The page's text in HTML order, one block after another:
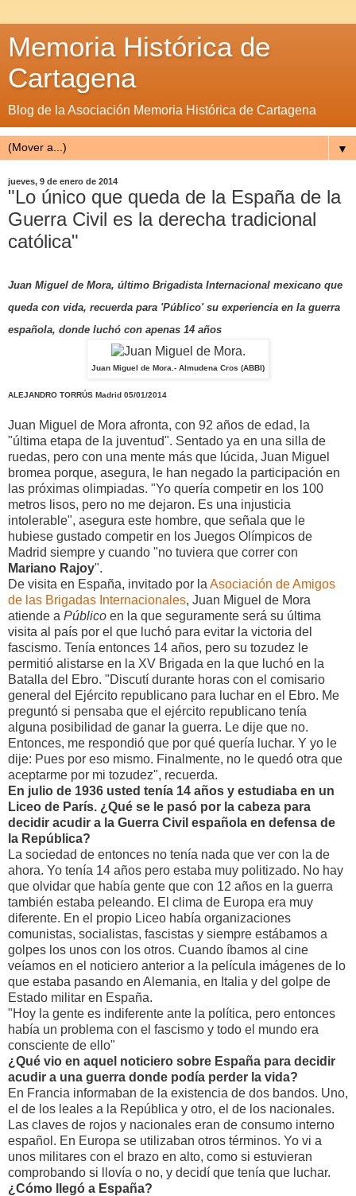
Memoria Histórica de
Cartagena
Blog de la Asociación Memoria Histórica de Cartagena
▼
jueves, 9 de enero de 2014
"Lo único que queda de la España de la
Guerra Civil es la derecha tradicional
católica"
Juan Miguel de Mora, último Brigadista Internacional mexicano que
queda con vida, recuerda para 'Público' su experiencia en la guerra
española, donde luchó con apenas 14 años
Juan Miguel de Mora. - Almudena Cros (ABBI)
ALEJANDRO TORRÚS Madrid 05/01/2014
Juan Miguel de Mora afronta, con 92 años de edad, la
"última etapa de la juventud". Sentado ya en una silla de
ruedas, pero con una mente más que lúcida, Juan Miguel
bromea porque, asegura, le han negado la participación en
las próximas olimpiadas. "Yo quería competir en los 100
metros lisos, pero no me dejaron. Es una injusticia
intolerable", asegura este hombre, que señala que le
hubiese gustado competir en los Juegos Olímpicos de
Madrid siempre y cuando "no tuviera que correr con
Mariano Rajoy".
De visita en España, invitado por la Asociación de Amigos
de las Brigadas Internacionales, Juan Miguel de Mora
atiende a Público en la que seguramente será su última
visita al país por el que luchó para evitar la victoria del
fascismo. Tenía entonces 14 años, pero su tozudez le
permitió alistarse en la XV Brigada en la que luchó en la
Batalla del Ebro. "Discutí durante horas con el comisario
general del Ejército republicano para luchar en el Ebro. Me
preguntó si pensaba que el ejército republicano tenía
alguna posibilidad de ganar la guerra. Le dije que no.
Entonces, me respondió que por qué quería luchar. Y yo le
dije: Pues por eso mismo. Finalmente, no le quedó otra que
aceptarme por mi tozudez", recuerda.
En julio de 1936 usted tenía 14 años y estudiaba en un
Liceo de París. ¿Qué se le pasó por la cabeza para
decidir acudir a la Guerra Civil española en defensa de
la República?
La sociedad de entonces no tenía nada que ver con la de
ahora. Yo tenía 14 años pero estaba muy politizado. No hay
que olvidar que había gente que con 12 años en la guerra
también estaba peleando. El clima de Europa era muy
diferente. En el propio Liceo había organizaciones
comunistas, socialistas, fascistas y siempre estábamos a
golpes los unos con los otros. Cuando íbamos al cine
veíamos en el noticiero anterior a la película imágenes de lo
que estaba pasando en Alemania, en Italia y del golpe de
Estado militar en España.
"Hoy la gente es indiferente ante la política, pero entonces
había un problema con el fascismo y todo el mundo era
consciente de ello"
¿Qué vio en aquel noticiero sobre España para decidir
acudir a una guerra donde podía perder la vida?
En Francia informaban de la existencia de dos bandos. Uno,
el de los leales a la República y otro, el de los nacionales.
Las claves de rojos y nacionales eran de consumo interno
español. En Europa se utilizaban otros términos. Yo vi a
unos militares con el brazo en alto, como si estuvieran
comprobando si llovía o no, y decidí que tenía que luchar.
¿Cómo llegó a España?